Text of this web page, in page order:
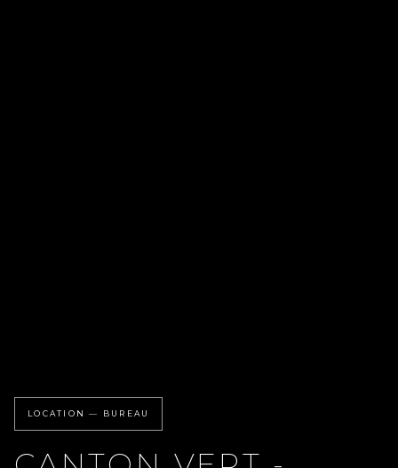
LOCATION — BUREAU